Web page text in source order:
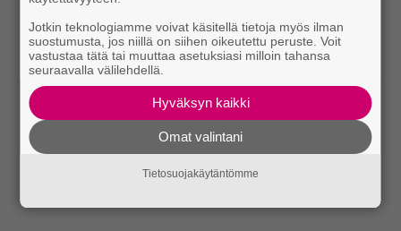
Jotkin teknologiamme voivat käsitellä tietoja myös ilman
suostumusta, jos niillä on siihen oikeutettu peruste. Voit
vastustaa tätä tai muuttaa asetuksiasi milloin tahansa
seuraavalla välilehdellä.
Hyväksyn kaikki
Omat valintani
Tietosuojakäytäntömme